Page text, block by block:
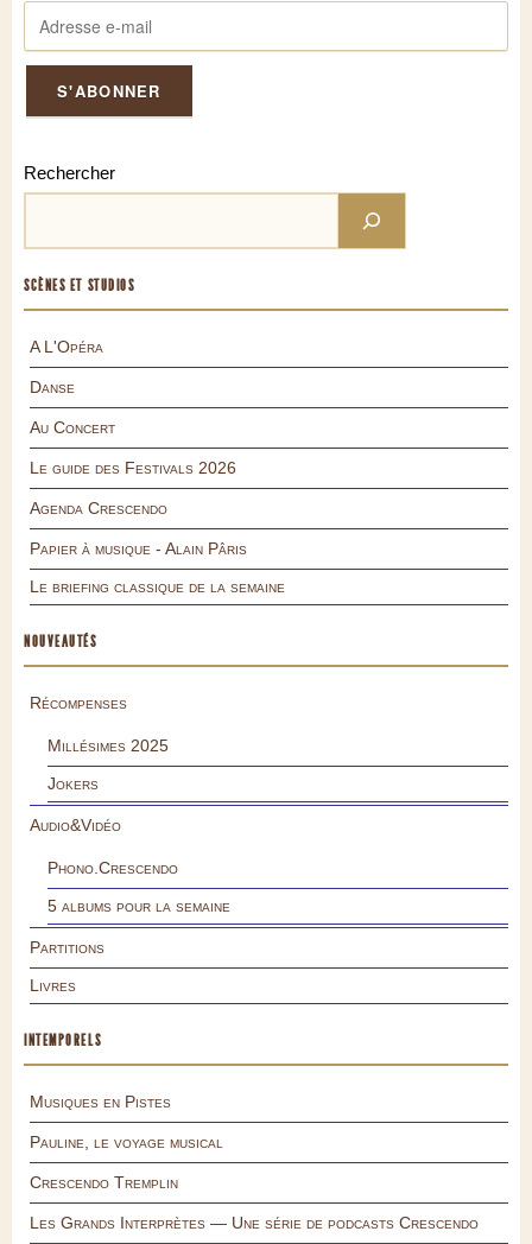
Rechercher
SCÈNES ET STUDIOS
A L'Opéra
Danse
Au Concert
Le guide des Festivals 2026
Agenda Crescendo
Papier à musique - Alain Pâris
Le briefing classique de la semaine
NOUVEAUTÉS
Récompenses
Millésimes 2025
Jokers
Audio&Vidéo
Phono.Crescendo
5 albums pour la semaine
Partitions
Livres
INTEMPORELS
Musiques en Pistes
Pauline, le voyage musical
Crescendo Tremplin
Les Grands Interprètes — Une série de podcasts Crescendo